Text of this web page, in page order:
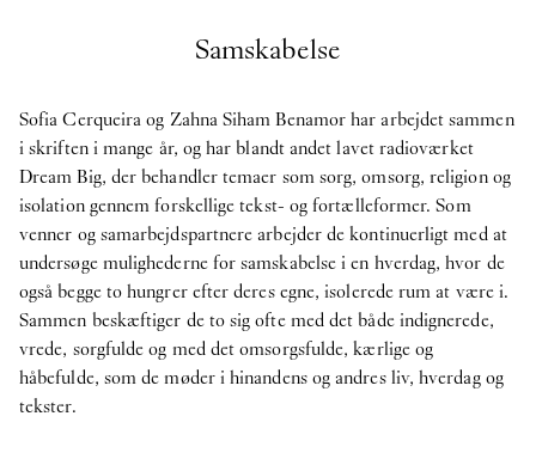
Samskabelse
Sofia Cerqueira og Zahna Siham Benamor har arbejdet sammen
i skriften i mange år, og har blandt andet lavet radioværket
Dream Big, der behandler temaer som sorg, omsorg, religion og
isolation gennem forskellige tekst- og fortælleformer. Som
venner og samarbejdspartnere arbejder de kontinuerligt med at
undersøge mulighederne for samskabelse i en hverdag, hvor de
også begge to hungrer efter deres egne, isolerede rum at være i.
Sammen beskæftiger de to sig ofte med det både indignerede,
vrede, sorgfulde og med det omsorgsfulde, kærlige og
håbefulde, som de møder i hinandens og andres liv, hverdag og
tekster.